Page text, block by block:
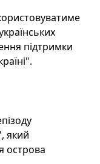
підтримки
який
острова